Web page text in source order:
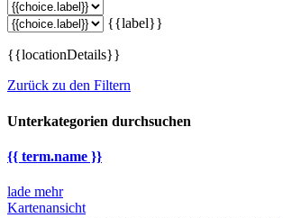
{{label}}
{{locationDetails}}
Zurück zu den Filtern
Unterkategorien durchsuchen
{{ term.name }}
lade mehr
Kartenansicht